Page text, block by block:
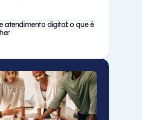
atendimento digital: o que é